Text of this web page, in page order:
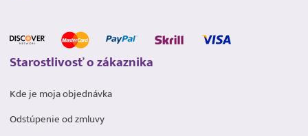
Starostlivosť o zákaznika
Kde je moja objednávka
Odstúpenie od zmluvy